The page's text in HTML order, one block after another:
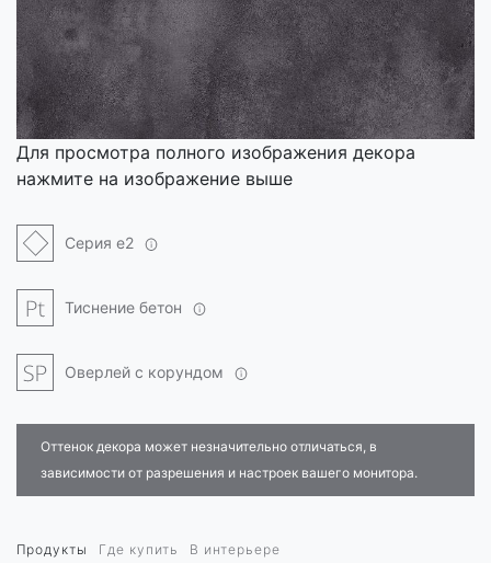
Для просмотра полного изображения декора
нажмите на изображение выше
Серия e2
Тиснение бетон
Оверлей с корундом
Оттенок декора может незначительно отличаться, в
зависимости от разрешения и настроек вашего монитора.
Продукты Где купить В интерьере